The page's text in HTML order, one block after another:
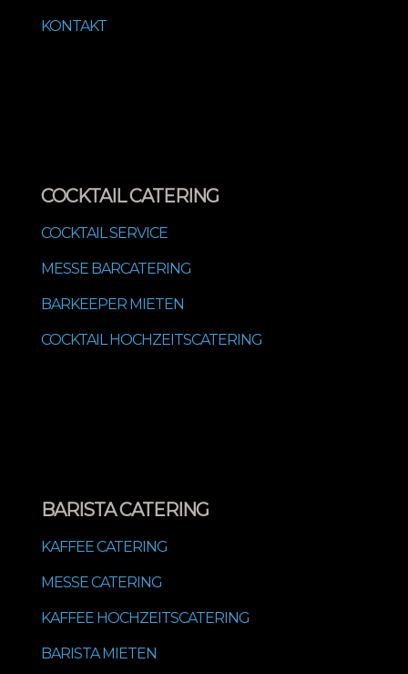
KONTAKT
COCKTAIL CATERING
COCKTAIL SERVICE
MESSE BARCATERING
BARKEEPER MIETEN
COCKTAIL HOCHZEITSCATERING
BARISTA CATERING
KAFFEE CATERING
MESSE CATERING
KAFFEE HOCHZEITSCATERING
BARISTA MIETEN